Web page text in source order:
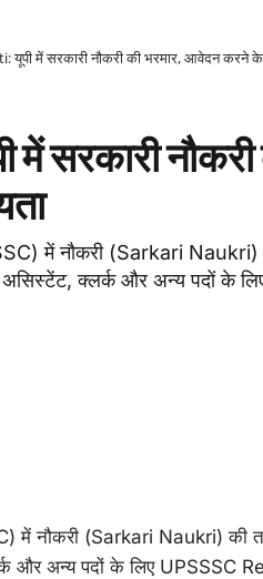
यूपी में सरकारी नौकरी की भरमार, आवेदन करने के
सरकारी
में नौकरी (Sarkari
असिस्टेंट, क्लर्क और अन्य पदों
में नौकरी (Sarkari Naukri) की
और अन्य पदों के लिए UPSSSC